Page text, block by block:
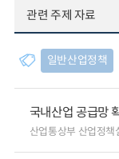
관련 주제 자료
일반산업정책
국내산업 공급망
산업통상부 산업정